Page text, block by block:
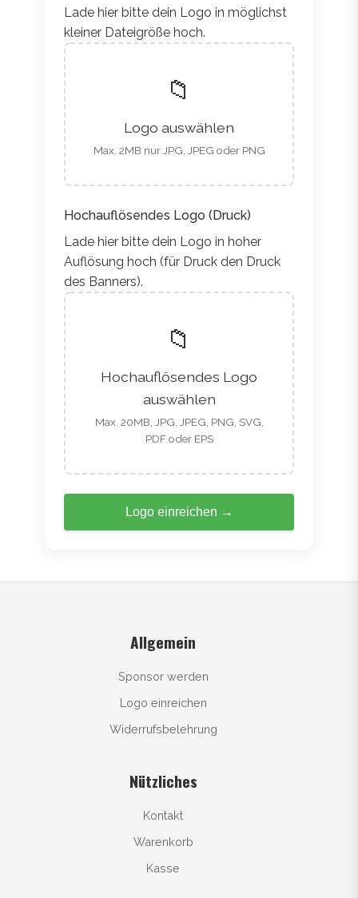
Lade hier bitte dein Logo in möglichst
kleiner Dateigröße hoch.
📁
Logo auswählen
Max. 2MB nur JPG, JPEG oder PNG
Hochauflösendes Logo (Druck)
Lade hier bitte dein Logo in hoher
Auflösung hoch (für Druck den Druck
des Banners).
📁
Hochauflösendes Logo
auswählen
Max. 20MB, JPG, JPEG, PNG, SVG,
PDF oder EPS
Logo einreichen →
Allgemein
Sponsor werden
Logo einreichen
Widerrufsbelehrung
Nützliches
Kontakt
Warenkorb
Kasse